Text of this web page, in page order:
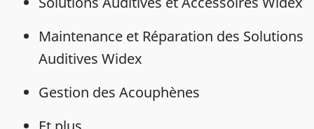
Maintenance et Réparation des Solutions
Auditives Widex
Gestion des Acouphènes